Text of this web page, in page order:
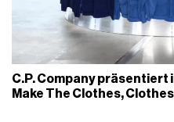
C.P. Company präsentiert
Make The Clothes,